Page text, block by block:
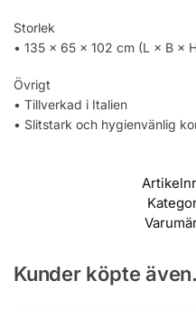
Storlek
• 135 × 65 × 102 cm (L × B ×
Övrigt
• Tillverkad i Italien
• Slitstark och hygienvänlig
Kunder köpte